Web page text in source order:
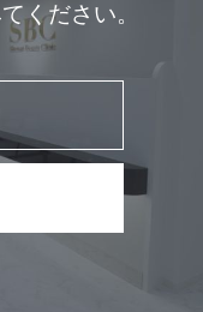
ください。